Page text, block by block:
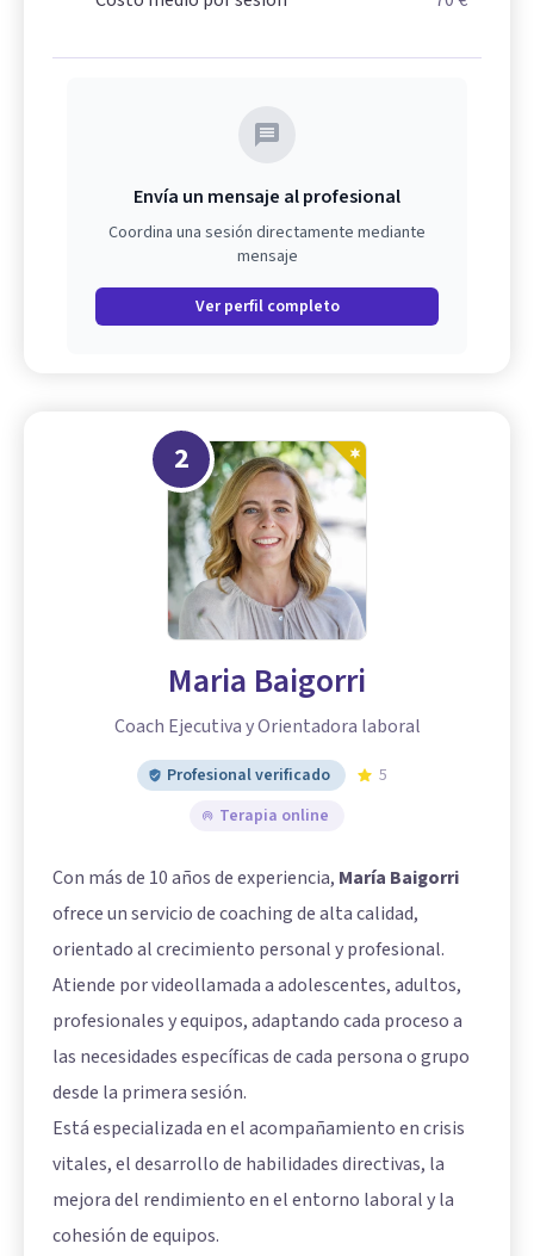
Envía un mensaje al profesional
Coordina una sesión directamente mediante
mensaje
Ver perfil completo
2
Maria Baigorri
Coach Ejecutiva y Orientadora laboral
Profesional verificado
5
Terapia online
Con más de 10 años de experiencia, María Baigorri
ofrece un servicio de coaching de alta calidad,
orientado al crecimiento personal y profesional.
Atiende por videollamada a adolescentes, adultos,
profesionales y equipos, adaptando cada proceso a
las necesidades específicas de cada persona o grupo
desde la primera sesión.
Está especializada en el acompañamiento en crisis
vitales, el desarrollo de habilidades directivas, la
mejora del rendimiento en el entorno laboral y la
cohesión de equipos.